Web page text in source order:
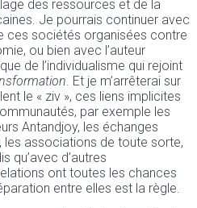
des ressources et de la
Je pourrais continuer avec
ces sociétés organisées contre
ou bien avec l’auteur
de l’individualisme qui rejoint
. Et je m’arrêterai sur
le « ziv », ces liens implicites
par exemple les
Antandjoy, les échanges
associations de toute sorte,
qu’avec d’autres
ont toutes les chances
entre elles est la règle.